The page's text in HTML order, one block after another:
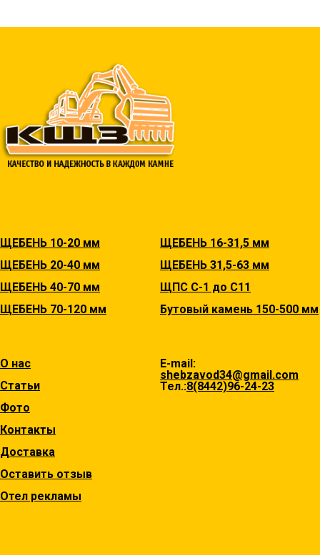
ЩЕБЕНЬ 10-20 мм
ЩЕБЕНЬ 20-40 мм
ЩЕБЕНЬ 40-70 мм
ЩЕБЕНЬ 70-120 мм
ЩЕБЕНЬ 16-31,5 мм
ЩЕБЕНЬ 31,5-63 мм
ЩПС С-1 до С11
Бутовый камень 150-500 мм
О нас
Статьи
Фото
Контакты
Доставка
Оставить отзыв
Отел рекламы
E-mail:
shebzavod34@gmail.com
Тел.:8(8442)96-24-23